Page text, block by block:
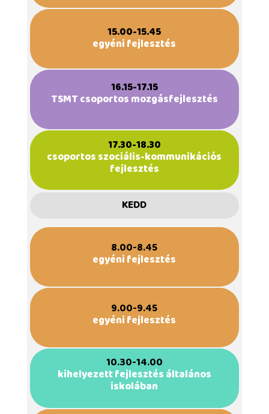
15.00-15.45
egyéni fejlesztés
16.15-17.15
TSMT csoportos mozgásfejlesztés
17.30-18.30
csoportos szociális-kommunikációs
fejlesztés
KEDD
8.00-8.45
egyéni fejlesztés
9.00-9.45
egyéni fejlesztés
10.30-14.00
kihelyezett fejlesztés általános
iskolában